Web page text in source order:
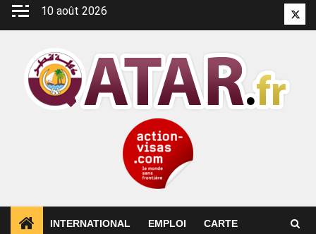
Aller
10 août 2026
INTERNATIONAL EMPLOI CARTE